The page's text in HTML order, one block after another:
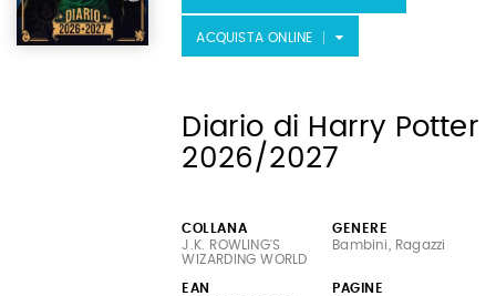
ACQUISTA ONLINE
Diario di Harry Potter
2026/2027
COLLANA
J.K. ROWLING'S
WIZARDING WORLD
GENERE
Bambini, Ragazzi
EAN
PAGINE